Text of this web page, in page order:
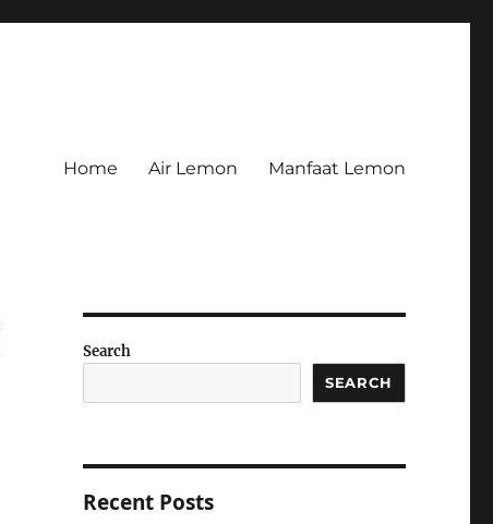
Home Air Lemon Manfaat Lemon
Search
SEARCH
Recent Posts